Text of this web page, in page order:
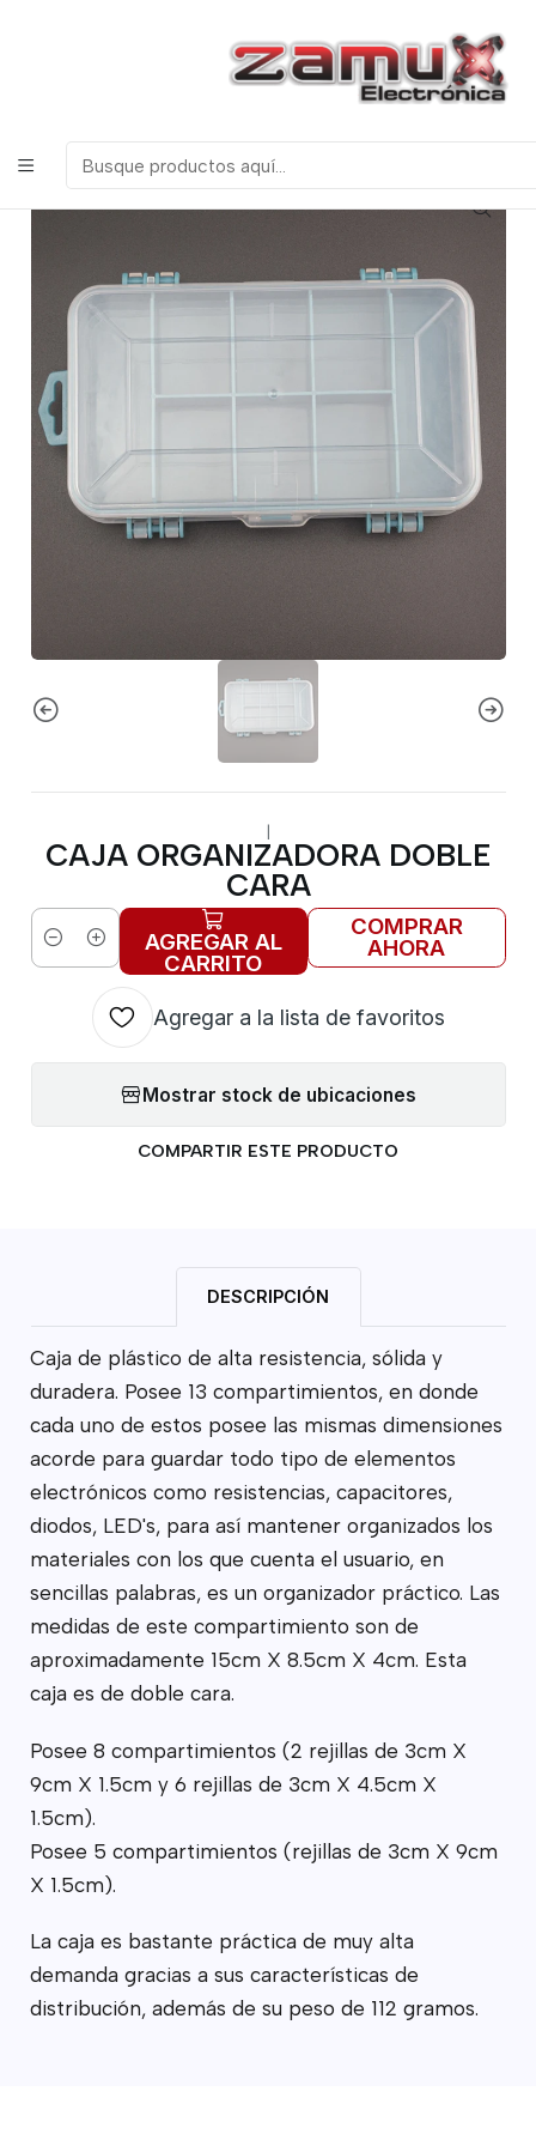
ELECTRONICOS, ROBOTICA & TECNOLOGIA
Miscelanea
Cajas Organizadoras
CAJA ORGANIZADORA DOBLE CARA
|
CAJA ORGANIZADORA DOBLE
CARA
Cantidad AGREGAR AL
CARRITO
COMPRAR
AHORA
Agregar a la lista de favoritos
Mostrar stock de ubicaciones
COMPARTIR ESTE PRODUCTO
DESCRIPCIÓN
Caja de plástico de alta resistencia, sólida y
duradera. Posee 13 compartimientos, en donde
cada uno de estos posee las mismas dimensiones
acorde para guardar todo tipo de elementos
electrónicos como resistencias, capacitores,
diodos, LED's, para así mantener organizados los
materiales con los que cuenta el usuario, en
sencillas palabras, es un organizador práctico. Las
medidas de este compartimiento son de
aproximadamente 15cm X 8.5cm X 4cm. Esta
caja es de doble cara.
Posee 8 compartimientos (2 rejillas de 3cm X
9cm X 1.5cm y 6 rejillas de 3cm X 4.5cm X
1.5cm).
Posee 5 compartimientos (rejillas de 3cm X 9cm
X 1.5cm).
La caja es bastante práctica de muy alta
demanda gracias a sus características de
distribución, además de su peso de 112 gramos.